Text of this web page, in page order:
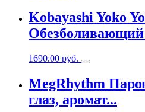
Kobayashi Yoko
Обезболивающий
1690.00 руб.
MegRhythm
глаз, аромат...